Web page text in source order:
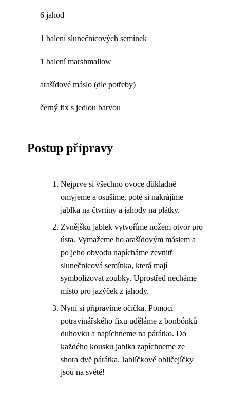
6 jahod
1 balení slunečnicových semínek
1 balení marshmallow
arašídové máslo (dle potřeby)
černý fix s jedlou barvou
Postup přípravy
Nejprve si všechno ovoce důkladně
omyjeme a osušíme, poté si nakrájíme
jablka na čtvrtiny a jahody na plátky.
Zvnějšku jablek vytvoříme nožem otvor pro
ústa. Vymažeme ho arašídovým máslem a
po jeho obvodu napícháme zevnitř
slunečnicová semínka, která mají
symbolizovat zoubky. Uprostřed necháme
místo pro jazýček z jahody.
Nyní si připravíme očíčka. Pomocí
potravinářského fixu uděláme z bonbónků
duhovku a napíchneme na párátko. Do
každého kousku jablka zapíchneme ze
shora dvě párátka. Jablíčkové obličejíčky
jsou na světě!